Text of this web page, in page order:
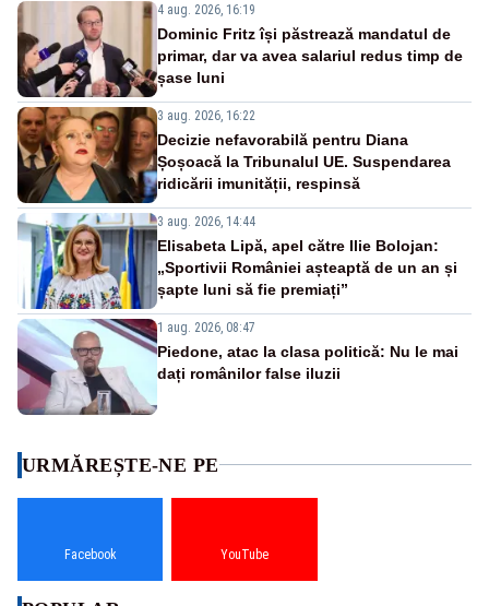
4 aug. 2026, 16:19
Dominic Fritz își păstrează mandatul de
primar, dar va avea salariul redus timp de
șase luni
3 aug. 2026, 16:22
Decizie nefavorabilă pentru Diana
Șoșoacă la Tribunalul UE. Suspendarea
ridicării imunității, respinsă
3 aug. 2026, 14:44
Elisabeta Lipă, apel către Ilie Bolojan:
„Sportivii României așteaptă de un an și
șapte luni să fie premiați”
1 aug. 2026, 08:47
Piedone, atac la clasa politică: Nu le mai
dați românilor false iluzii
URMĂREȘTE-NE PE
Facebook YouTube